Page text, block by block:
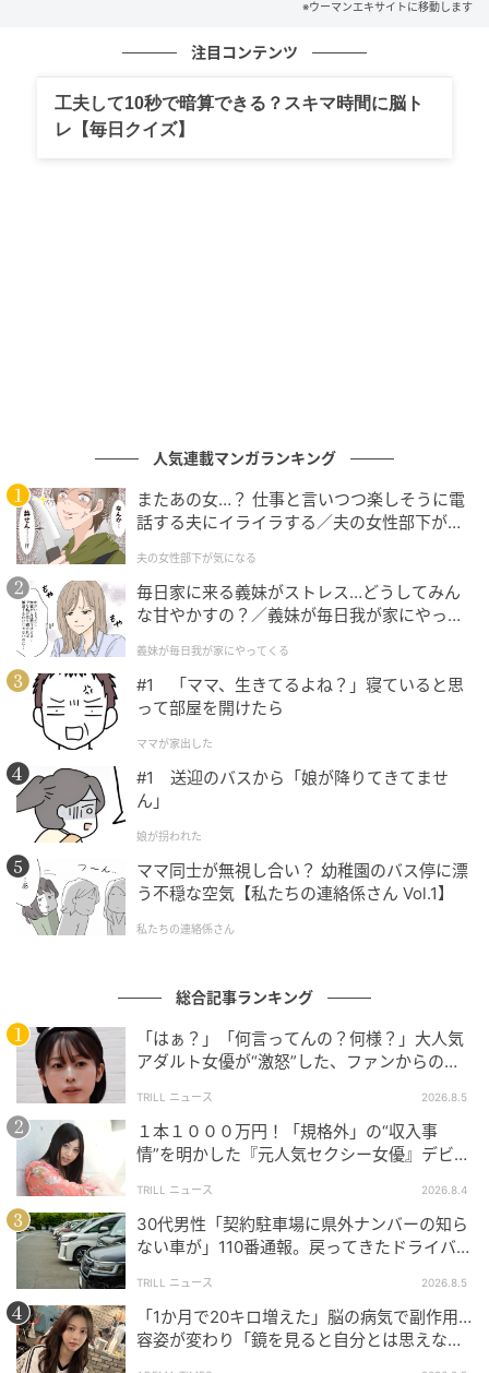
ウーマンエキサイト
■夢を追う彼にどんどん惹かれていく…
ウーマンエキサイト
※ウーマンエキサイトに移動します
注目コンテンツ
工夫して10秒で暗算できる？スキマ時間に脳ト
レ【毎日クイズ】
人気連載マンガランキング
またあの女…？ 仕事と言いつつ楽しそうに電
話する夫にイライラする／夫の女性部下が気
夫の女性部下が気になる
毎日家に来る義妹がストレス…どうしてみん
な甘やかすの？／義妹が毎日我が家にやって
が】
義妹が毎日我が家にやってくる
#1 「ママ、生きてるよね？」寝ていると思
って部屋を開けたら
ママが家出した
#1 送迎のバスから「娘が降りてきてませ
ん」
娘が拐われた
ママ同士が無視し合い？ 幼稚園のバス停に漂
う不穏な空気【私たちの連絡係さん Vol.1】
私たちの連絡係さん
総合記事ランキング
「はぁ？」「何言ってんの？何様？」大人気
アダルト女優が“激怒”した、ファンからの
TRILL ニュース 2026.8.5
１本１０００万円！「規格外」の“収入事
情”を明かした『元人気セクシー女優』デビュ
TRILL ニュース 2026.8.4
30代男性「契約駐車場に県外ナンバーの知ら
ない車が」110番通報。戻ってきたドライバー
TRILL ニュース 2026.8.5
「1か月で20キロ増えた」脳の病気で副作用…
容姿が変わり「鏡を見ると自分とは思えなか